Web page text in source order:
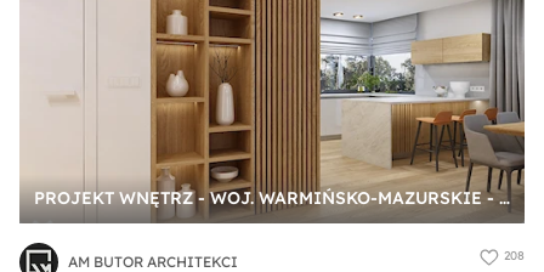
PROJEKT WNĘTRZ - WOJ. WARMIŃSKO-MAZURSKIE - Duża otwarta szara kuchnia w kształcie litery g z wyspą lub półwyspem z oknem, styl nowoczesny - zdjęcie od AM BUTOR ARCHITEKCI
AM BUTOR ARCHITEKCI 208